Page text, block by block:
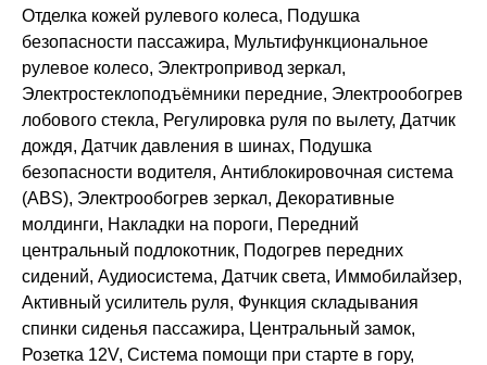
Отделка кожей рулевого колеса, Подушка
безопасности пассажира, Мультифункциональное
рулевое колесо, Электропривод зеркал,
Электростеклоподъёмники передние, Электрообогрев
лобового стекла, Регулировка руля по вылету, Датчик
дождя, Датчик давления в шинах, Подушка
безопасности водителя, Антиблокировочная система
(ABS), Электрообогрев зеркал, Декоративные
молдинги, Накладки на пороги, Передний
центральный подлокотник, Подогрев передних
сидений, Аудиосистема, Датчик света, Иммобилайзер,
Активный усилитель руля, Функция складывания
спинки сиденья пассажира, Центральный замок,
Розетка 12V, Система помощи при старте в гору,